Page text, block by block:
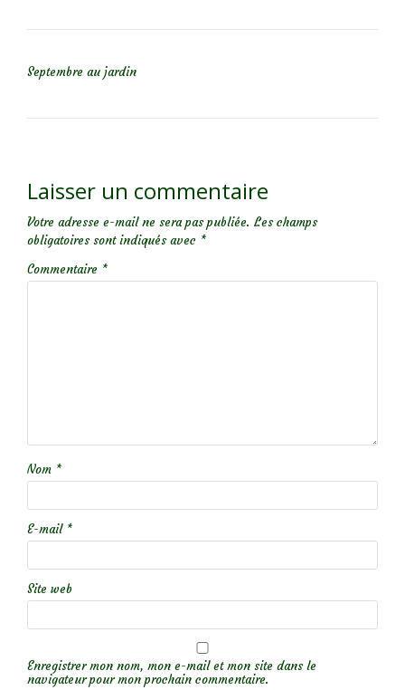
Septembre au jardin
Laisser un commentaire
Votre adresse e-mail ne sera pas publiée. Les champs
obligatoires sont indiqués avec *
Commentaire *
Nom *
E-mail *
Site web
Enregistrer mon nom, mon e-mail et mon site dans le
navigateur pour mon prochain commentaire.